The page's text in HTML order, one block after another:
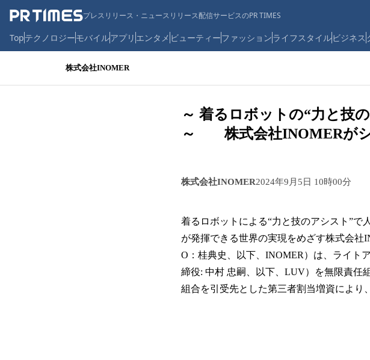
プレスリリース・ニュースリリース配信サービスのPR TIMES
Topテクノロジーモバイルアプリ エンタメ ビューティーファッションライフスタイルビジネス
株式会社INOMER
～ 着るロボットの“力と技
～ 株式会社INOMERがシ
株式会社INOMER2024年9月5日 10時00分
着るロボットによる“力と技のアシスト”で
が発揮できる世界の実現をめざす株式会社
O：桂典史、以下、INOMER）は、ライト
締役: 中村 忠嗣、以下、LUV）を無限責任
組合を引受先とした第三者割当増資により